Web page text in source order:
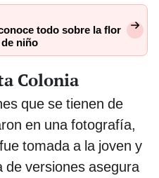
todo sobre la flor
niño
Colonia
que se tienen de
en una fotografía,
tomada a la joven y
de versiones asegura